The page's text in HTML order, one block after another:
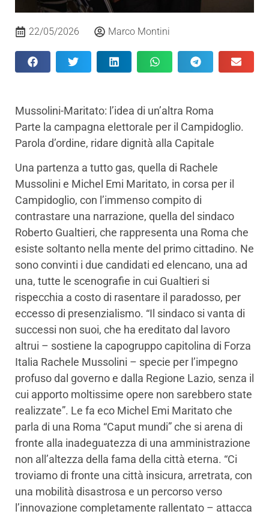
22/05/2026 Marco Montini
Mussolini-Maritato: l’idea di un’altra Roma
Parte la campagna elettorale per il Campidoglio.
Parola d’ordine, ridare dignità alla Capitale
​Una partenza a tutto gas, quella di Rachele
Mussolini e Michel Emi Maritato, in corsa per il
Campidoglio, con l’immenso compito di
contrastare una narrazione, quella del sindaco
Roberto Gualtieri, che rappresenta una Roma che
esiste soltanto nella mente del primo cittadino. Ne
sono convinti i due candidati ed elencano, una ad
una, tutte le scenografie in cui Gualtieri si
rispecchia a costo di rasentare il paradosso, per
eccesso di presenzialismo. “Il sindaco si vanta di
successi non suoi, che ha ereditato dal lavoro
altrui – sostiene la capogruppo capitolina di Forza
Italia Rachele Mussolini – specie per l’impegno
profuso dal governo e dalla Regione Lazio, senza il
cui apporto moltissime opere non sarebbero state
realizzate”. Le fa eco Michel Emi Maritato che
parla di una Roma “Caput mundi” che si arena di
fronte alla inadeguatezza di una amministrazione
non all’altezza della fama della città eterna. “Ci
troviamo di fronte una città insicura, arretrata, con
una mobilità disastrosa e un percorso verso
l’innovazione completamente rallentato – attacca